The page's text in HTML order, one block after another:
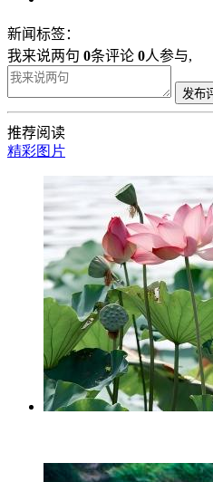
新闻标签：
我来说两句 0条评论 0人参与,
发布
推荐阅读